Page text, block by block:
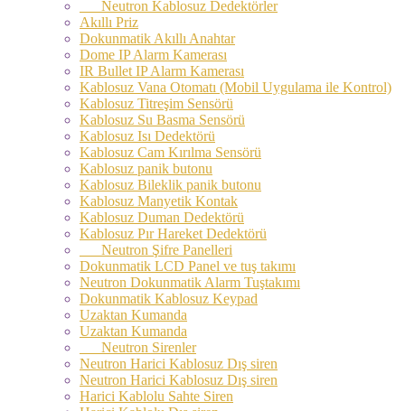
Neutron Kablosuz Dedektörler
Akıllı Priz
Dokunmatik Akıllı Anahtar
Dome IP Alarm Kamerası
IR Bullet IP Alarm Kamerası
Kablosuz Vana Otomatı (Mobil Uygulama ile Kontrol)
Kablosuz Titreşim Sensörü
Kablosuz Su Basma Sensörü
Kablosuz Isı Dedektörü
Kablosuz Cam Kırılma Sensörü
Kablosuz panik butonu
Kablosuz Bileklik panik butonu
Kablosuz Manyetik Kontak
Kablosuz Duman Dedektörü
Kablosuz Pır Hareket Dedektörü
Neutron Şifre Panelleri
Dokunmatik LCD Panel ve tuş takımı
Neutron Dokunmatik Alarm Tuştakımı
Dokunmatik Kablosuz Keypad
Uzaktan Kumanda
Uzaktan Kumanda
Neutron Sirenler
Neutron Harici Kablosuz Dış siren
Neutron Harici Kablosuz Dış siren
Harici Kablolu Sahte Siren